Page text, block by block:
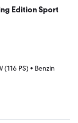
Edition Sport
(116 PS) • Benzin